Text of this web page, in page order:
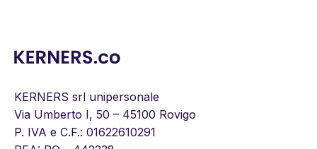
KERNERS srl unipersonale
Via Umberto I, 50 – 45100 Rovigo
P. IVA e C.F.: 01622610291